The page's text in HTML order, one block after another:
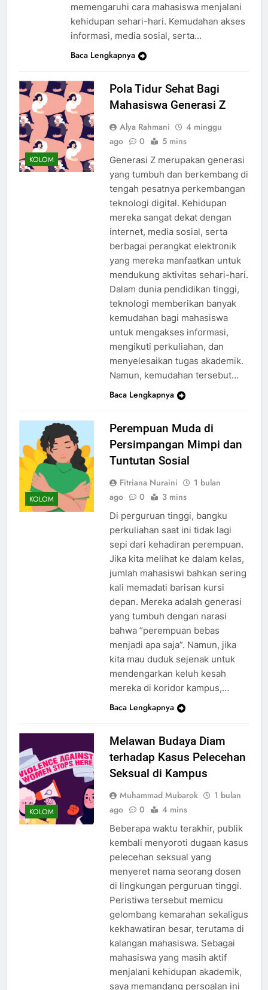
memengaruhi cara mahasiswa menjalani
kehidupan sehari-hari. Kemudahan akses
informasi, media sosial, serta…
Baca Lengkapnya
KOLOM
Pola Tidur Sehat Bagi
Mahasiswa Generasi Z
Alya Rahmani
4 minggu
ago
0 5 mins
Generasi Z merupakan generasi
yang tumbuh dan berkembang di
tengah pesatnya perkembangan
teknologi digital. Kehidupan
mereka sangat dekat dengan
internet, media sosial, serta
berbagai perangkat elektronik
yang mereka manfaatkan untuk
mendukung aktivitas sehari-hari.
Dalam dunia pendidikan tinggi,
teknologi memberikan banyak
kemudahan bagi mahasiswa
untuk mengakses informasi,
mengikuti perkuliahan, dan
menyelesaikan tugas akademik.
Namun, kemudahan tersebut…
Baca Lengkapnya
KOLOM
Perempuan Muda di
Persimpangan Mimpi dan
Tuntutan Sosial
Fitriana Nuraini
1 bulan
ago
0 3 mins
Di perguruan tinggi, bangku
perkuliahan saat ini tidak lagi
sepi dari kehadiran perempuan.
Jika kita melihat ke dalam kelas,
jumlah mahasiswi bahkan sering
kali memadati barisan kursi
depan. Mereka adalah generasi
yang tumbuh dengan narasi
bahwa “perempuan bebas
menjadi apa saja”. Namun, jika
kita mau duduk sejenak untuk
mendengarkan keluh kesah
mereka di koridor kampus,…
Baca Lengkapnya
KOLOM
Melawan Budaya Diam
terhadap Kasus Pelecehan
Seksual di Kampus
Muhammad Mubarok
1 bulan
ago
0 4 mins
Beberapa waktu terakhir, publik
kembali menyoroti dugaan kasus
pelecehan seksual yang
menyeret nama seorang dosen
di lingkungan perguruan tinggi.
Peristiwa tersebut memicu
gelombang kemarahan sekaligus
kekhawatiran besar, terutama di
kalangan mahasiswa. Sebagai
mahasiswa yang masih aktif
menjalani kehidupan akademik,
saya memandang persoalan ini